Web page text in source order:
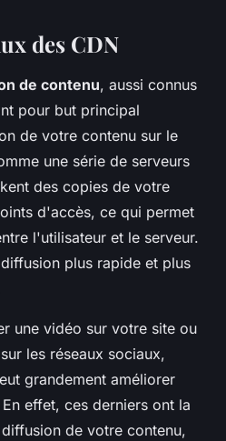
des CDN
de contenu, aussi connus
pour but principal
de votre contenu sur le
une série de serveurs
des copies de votre
d'accès, ce qui permet
l'utilisateur et le serveur.
plus rapide et plus
une vidéo sur votre site ou
les réseaux sociaux,
grandement améliorer
effet, ces derniers ont la
de votre contenu,